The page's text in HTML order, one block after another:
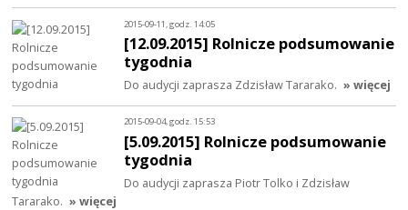
2015-09-11, godz. 14:05
[12.09.2015] Rolnicze podsumowanie
tygodnia
Do audycji zaprasza Zdzisław Tararako. » więcej
2015-09-04, godz. 15:53
[5.09.2015] Rolnicze podsumowanie
tygodnia
Do audycji zaprasza Piotr Tolko i Zdzisław
Tararako. » więcej